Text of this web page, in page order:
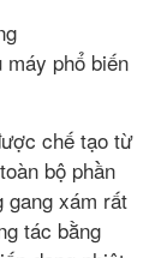
phổ biến
chế tạo từ
bộ phần
gang xám rất
tác bằng